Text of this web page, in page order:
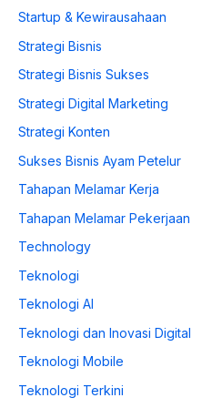
Startup & Kewirausahaan
Strategi Bisnis
Strategi Bisnis Sukses
Strategi Digital Marketing
Strategi Konten
Sukses Bisnis Ayam Petelur
Tahapan Melamar Kerja
Tahapan Melamar Pekerjaan
Technology
Teknologi
Teknologi AI
Teknologi dan Inovasi Digital
Teknologi Mobile
Teknologi Terkini